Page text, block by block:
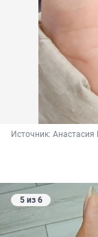
Источник: Анастасия
5 из 6